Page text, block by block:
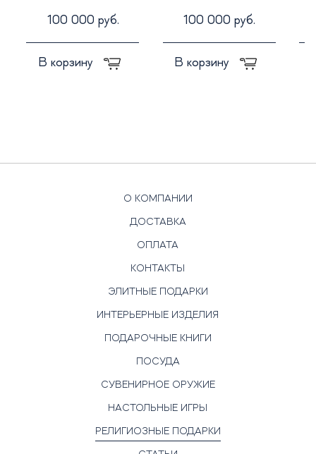
100 000 руб.
В корзину
100 000 руб.
В корзину
О КОМПАНИИ
ДОСТАВКА
ОПЛАТА
КОНТАКТЫ
ЭЛИТНЫЕ ПОДАРКИ
ИНТЕРЬЕРНЫЕ ИЗДЕЛИЯ
ПОДАРОЧНЫЕ КНИГИ
ПОСУДА
СУВЕНИРНОЕ ОРУЖИЕ
НАСТОЛЬНЫЕ ИГРЫ
РЕЛИГИОЗНЫЕ ПОДАРКИ